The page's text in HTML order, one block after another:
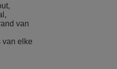
van
van elke